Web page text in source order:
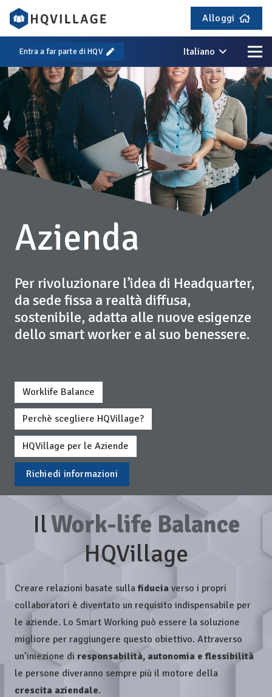
Alloggi
Entra a far parte di HQV Italiano
Azienda
Per rivoluzionare l’idea di Headquarter,
da sede fissa a realtà diffusa,
sostenibile, adatta alle nuove esigenze
dello smart worker e al suo benessere.
Worklife Balance
Perchè scegliere HQVillage?
HQVillage per le Aziende
Richiedi informazioni
IlWork-life Balance
HQVillage
Creare relazioni basate sullafiducia verso i propri
collaboratori è diventato un requisito indispensabile per
le aziende. Lo Smart Working può essere la soluzione
migliore per raggiungere questo obiettivo. Attraverso
un’iniezione di responsabilità, autonomia e flessibilità
le persone diveranno sempre più il motore della
crescita aziendale.